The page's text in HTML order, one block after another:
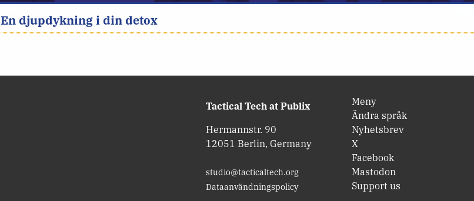
En djupdykning i din detox
Tactical Tech at Publix
Hermannstr. 90
12051 Berlin, Germany
studio@tacticaltech.org
Dataanvändningspolicy
Meny
Ändra språk
Nyhetsbrev
X
Facebook
Mastodon
Support us